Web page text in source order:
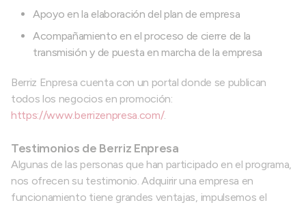
Apoyo en la elaboración del plan de empresa
Acompañamiento en el proceso de cierre de la
transmisión y de puesta en marcha de la empresa
Berriz Enpresa cuenta con un portal donde se publican
todos los negocios en promoción:
https://www.berrizenpresa.com/.
Testimonios de Berriz Enpresa
Algunas de las personas que han participado en el programa,
nos ofrecen su testimonio. Adquirir una empresa en
funcionamiento tiene grandes ventajas, impulsemos el